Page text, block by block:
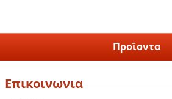
Προϊοντα
Επικοινωνια